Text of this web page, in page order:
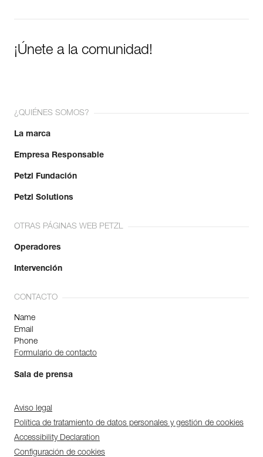
¡Únete a la comunidad!
¿QUIÉNES SOMOS?
La marca
Empresa Responsable
Petzl Fundación
Petzl Solutions
OTRAS PÁGINAS WEB PETZL
Operadores
Intervención
CONTACTO
Name
Email
Phone
Formulario de contacto
Sala de prensa
Aviso legal
Política de tratamiento de datos personales y gestión de cookies
Accessibility Declaration
Configuración de cookies